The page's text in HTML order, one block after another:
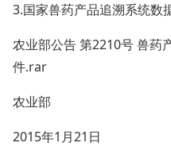
3.国家兽药产品追溯系统数
农业部公告 第2210号 兽药
件.rar
农业部
2015年1月21日